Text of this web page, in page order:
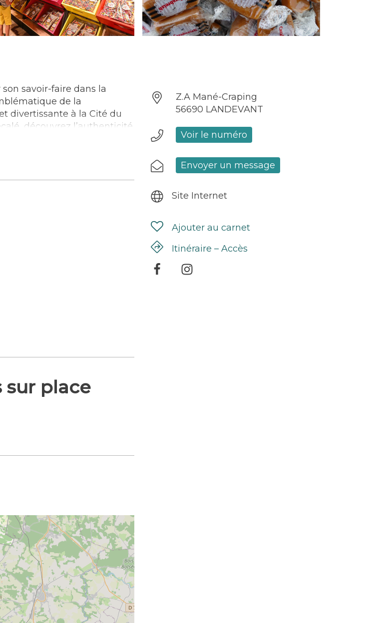
savoir-faire dans la
de la
divertissante à la Cité du
découvrez l’authenticité
folle explique la
des saveurs ravit les
à la
sur place
Z.A Mané-Craping
56690 LANDEVANT
Voir le numéro
Envoyer un message
Site Internet
Ajouter au carnet
Itinéraire – Accès